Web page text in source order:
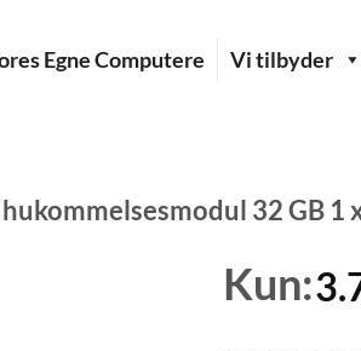
Egne Computere Vi tilbyder
32 GB 1
Kun: